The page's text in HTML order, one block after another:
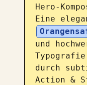
Hero-
Eine
und
durch
Action &